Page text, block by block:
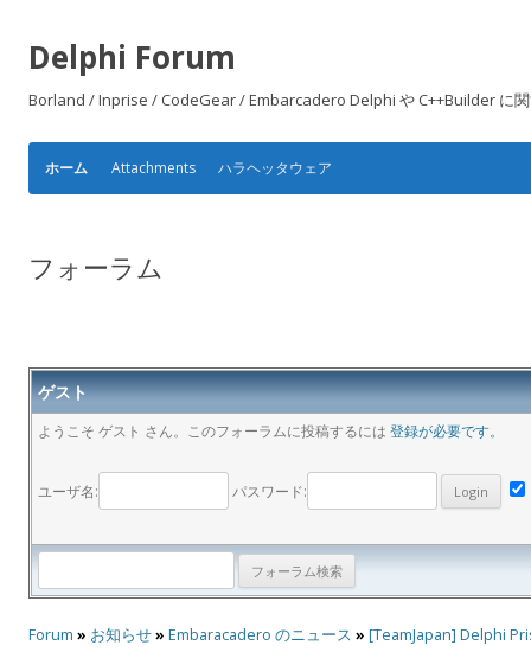
Delphi Forum
Borland / Inprise / CodeGear / Embarcadero Delphi や C++Builder に
ホーム Attachments ハラヘッタウェア
フォーラム
ゲスト
ようこそ ゲスト さん。このフォーラムに投稿するには 登録が必要です。
ユーザ名: パスワード:
Forum » お知らせ» Embaracadero のニュース » [TeamJapan] Delphi